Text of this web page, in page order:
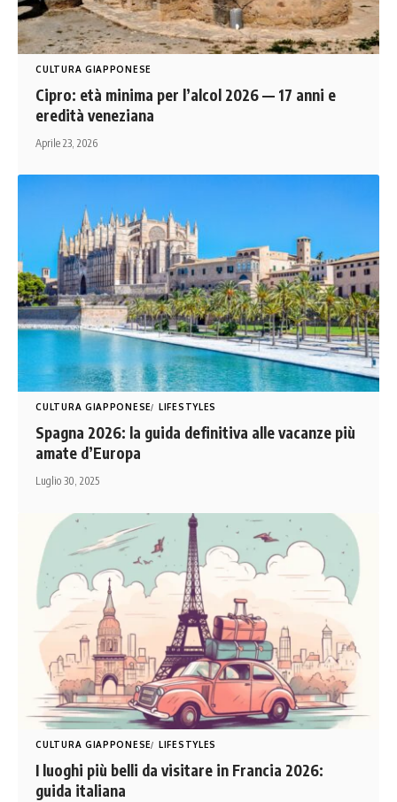
CULTURA GIAPPONESE
Cipro: età minima per l’alcol 2026 — 17 anni e
eredità veneziana
Aprile 23, 2026
CULTURA GIAPPONESE LIFESTYLES
Spagna 2026: la guida definitiva alle vacanze più
amate d’Europa
Luglio 30, 2025
CULTURA GIAPPONESE LIFESTYLES
I luoghi più belli da visitare in Francia 2026:
guida italiana